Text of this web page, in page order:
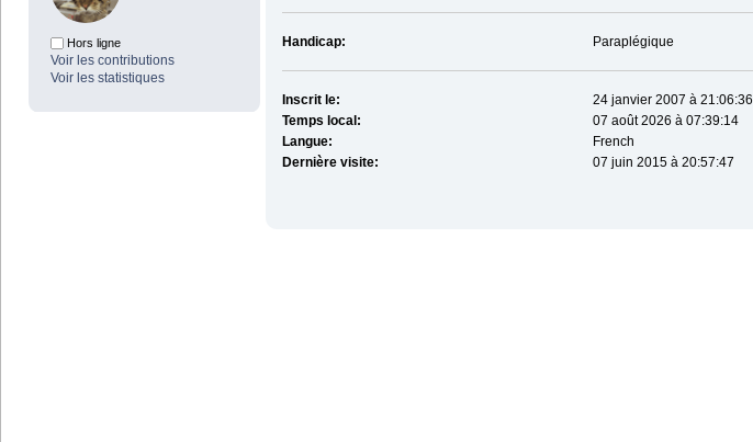
Hors ligne
Voir les contributions
Voir les statistiques
Handicap: Paraplégique
Inscrit le:
24 janvier 2007 à 21:06:36
Temps local:
07 août 2026 à 07:39:14
Langue:
French
Dernière visite:
07 juin 2015 à 20:57:47